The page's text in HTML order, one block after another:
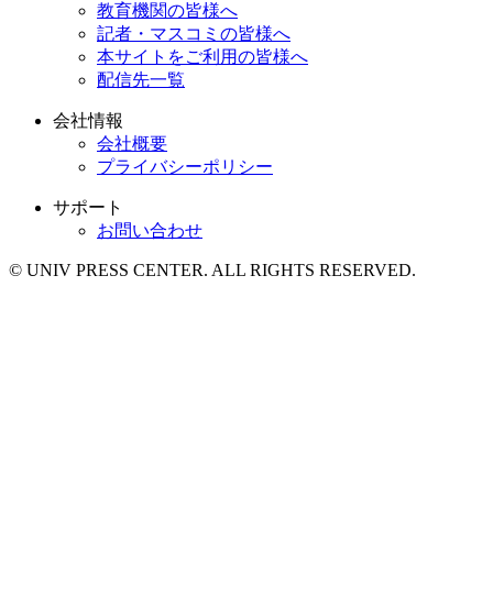
教育機関の皆様へ
記者・マスコミの皆様へ
本サイトをご利用の皆様へ
配信先一覧
会社情報
会社概要
プライバシーポリシー
サポート
お問い合わせ
© UNIV PRESS CENTER. ALL RIGHTS RESERVED.